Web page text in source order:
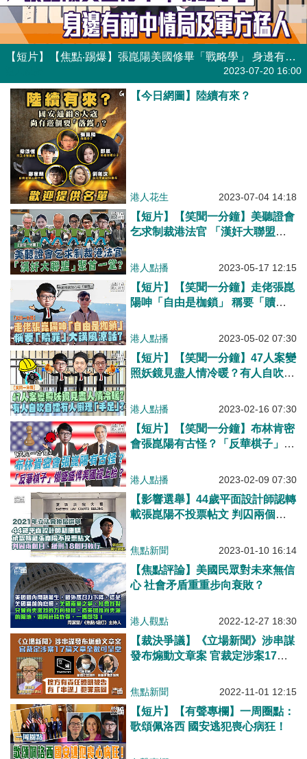
【短片】【焦點‧踢爆】張崑陽美國修畢「戰略學」 身邊有前中情局及軍方猛人
2023-07-20 16:00
【今日網圖】陸續有來？
港人花生 2023-07-04 14:18
【短片】【笑聞一分鐘】美聽證會
乞求制裁港法官 「漢奸大聯盟」
港人點播 2023-05-17 12:15
【短片】【笑聞一分鐘】走佬張崑
陽呻「自由是枷鎖」 稱要「贖
港人點播 2023-05-02 07:30
【短片】【笑聞一分鐘】47人案變
照妖鏡見盡人情冷暖？有人自吹自
港人點播 2023-02-16 07:30
【短片】【笑聞一分鐘】布林肯密
會張崑陽有古怪？「反華棋子」懵
港人點播 2023-02-09 07:30
【影響選舉】44歲平面設計師認轉
載張崑陽不投票帖文 判囚兩個
焦點新聞 2023-01-10 16:14
【焦點評論】美國民眾對未來無信
心 社會矛盾重重步向衰敗？
港人觀點 2022-12-27 18:30
【裁決爭議】《立場新聞》涉串謀
發布煽動文章案 官裁定涉案17篇
焦點新聞 2022-11-01 12:15
【短片】【有聲專欄】一周圈點：
歌頌佩洛西 國安逃犯喪心病狂！